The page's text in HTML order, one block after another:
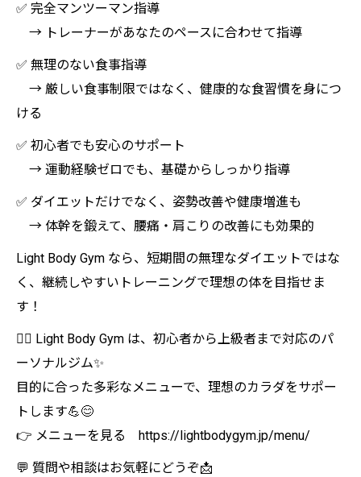
✅ 完全マンツーマン指導
→ トレーナーがあなたのペースに合わせて指導
✅ 無理のない食事指導
→ 厳しい食事制限ではなく、健康的な食習慣を身につ
ける
✅ 初心者でも安心のサポート
→ 運動経験ゼロでも、基礎からしっかり指導
✅ ダイエットだけでなく、姿勢改善や健康増進も
→ 体幹を鍛えて、腰痛・肩こりの改善にも効果的
Light Body Gym なら、短期間の無理なダイエットではな
く、継続しやすいトレーニングで理想の体を目指せま
す！
🏋️‍♀️ Light Body Gym は、初心者から上級者まで対応のパ
ーソナルジム✨
目的に合った多彩なメニューで、理想のカラダをサポー
トします💪😊
👉 メニューを見る https://lightbodygym.jp/menu/
💬 質問や相談はお気軽にどうぞ📩